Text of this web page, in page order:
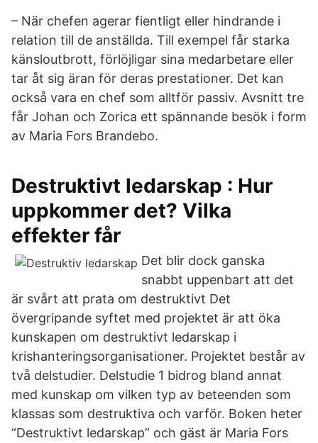
– När chefen agerar fientligt eller hindrande i
relation till de anställda. Till exempel får starka
känsloutbrott, förlöjligar sina medarbetare eller
tar åt sig äran för deras prestationer. Det kan
också vara en chef som alltför passiv. Avsnitt tre
får Johan och Zorica ett spännande besök i form
av Maria Fors Brandebo.
Destruktivt ledarskap : Hur
uppkommer det? Vilka
effekter får
Det blir dock ganska
snabbt uppenbart att det
är svårt att prata om destruktivt Det
övergripande syftet med projektet är att öka
kunskapen om destruktivt ledarskap i
krishanteringsorganisationer. Projektet består av
två delstudier. Delstudie 1 bidrog bland annat
med kunskap om vilken typ av beteenden som
klassas som destruktiva och varför. Boken heter
“Destruktivt ledarskap” och gäst är Maria Fors